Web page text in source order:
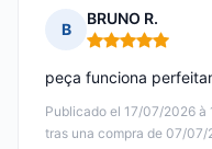
B
BRUNO R.
Nota: 5 de 5
Publicado el 17/07/2026 à
tras una compra de 07/07/
peça funciona